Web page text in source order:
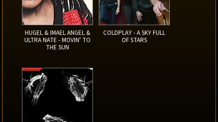
HUGEL & IMAEL ANGEL &
ULTRA NATE - MOVIN' TO
THE SUN
COLDPLAY - A SKY FULL
OF STARS